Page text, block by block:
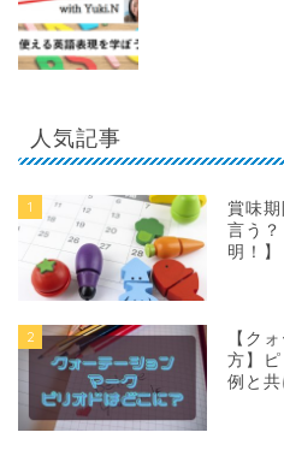
人気記事
1
賞味
言う
明！】
2
【ク
方】
例と共